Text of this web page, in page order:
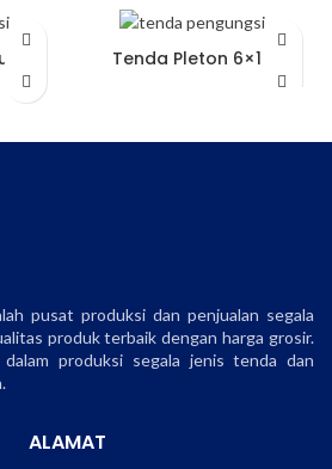
Tenda Pleton 6×14
pusat produksi dan penjualan segala
produk terbaik dengan harga grosir.
produksi segala jenis tenda dan
ALAMAT